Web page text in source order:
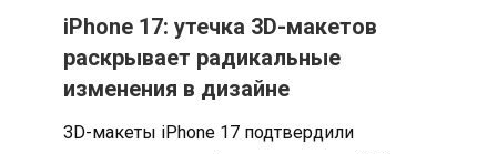
iPhone 17: утечка 3D-макетов
раскрывает радикальные
изменения в дизайне
3D-макеты iPhone 17 подтвердили